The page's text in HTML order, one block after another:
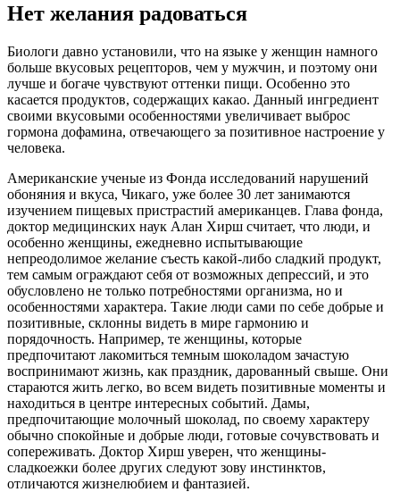
Нет желания радоваться
Биологи давно установили, что на языке у женщин намного
больше вкусовых рецепторов, чем у мужчин, и поэтому они
лучше и богаче чувствуют оттенки пищи. Особенно это
касается продуктов, содержащих какао. Данный ингредиент
своими вкусовыми особенностями увеличивает выброс
гормона дофамина, отвечающего за позитивное настроение у
человека.
Американские ученые из Фонда исследований нарушений
обоняния и вкуса, Чикаго, уже более 30 лет занимаются
изучением пищевых пристрастий американцев. Глава фонда,
доктор медицинских наук Алан Хирш считает, что люди, и
особенно женщины, ежедневно испытывающие
непреодолимое желание съесть какой-либо сладкий продукт,
тем самым ограждают себя от возможных депрессий, и это
обусловлено не только потребностями организма, но и
особенностями характера. Такие люди сами по себе добрые и
позитивные, склонны видеть в мире гармонию и
порядочность. Например, те женщины, которые
предпочитают лакомиться темным шоколадом зачастую
воспринимают жизнь, как праздник, дарованный свыше. Они
стараются жить легко, во всем видеть позитивные моменты и
находиться в центре интересных событий. Дамы,
предпочитающие молочный шоколад, по своему характеру
обычно спокойные и добрые люди, готовые сочувствовать и
сопереживать. Доктор Хирш уверен, что женщины-
сладкоежки более других следуют зову инстинктов,
отличаются жизнелюбием и фантазией.